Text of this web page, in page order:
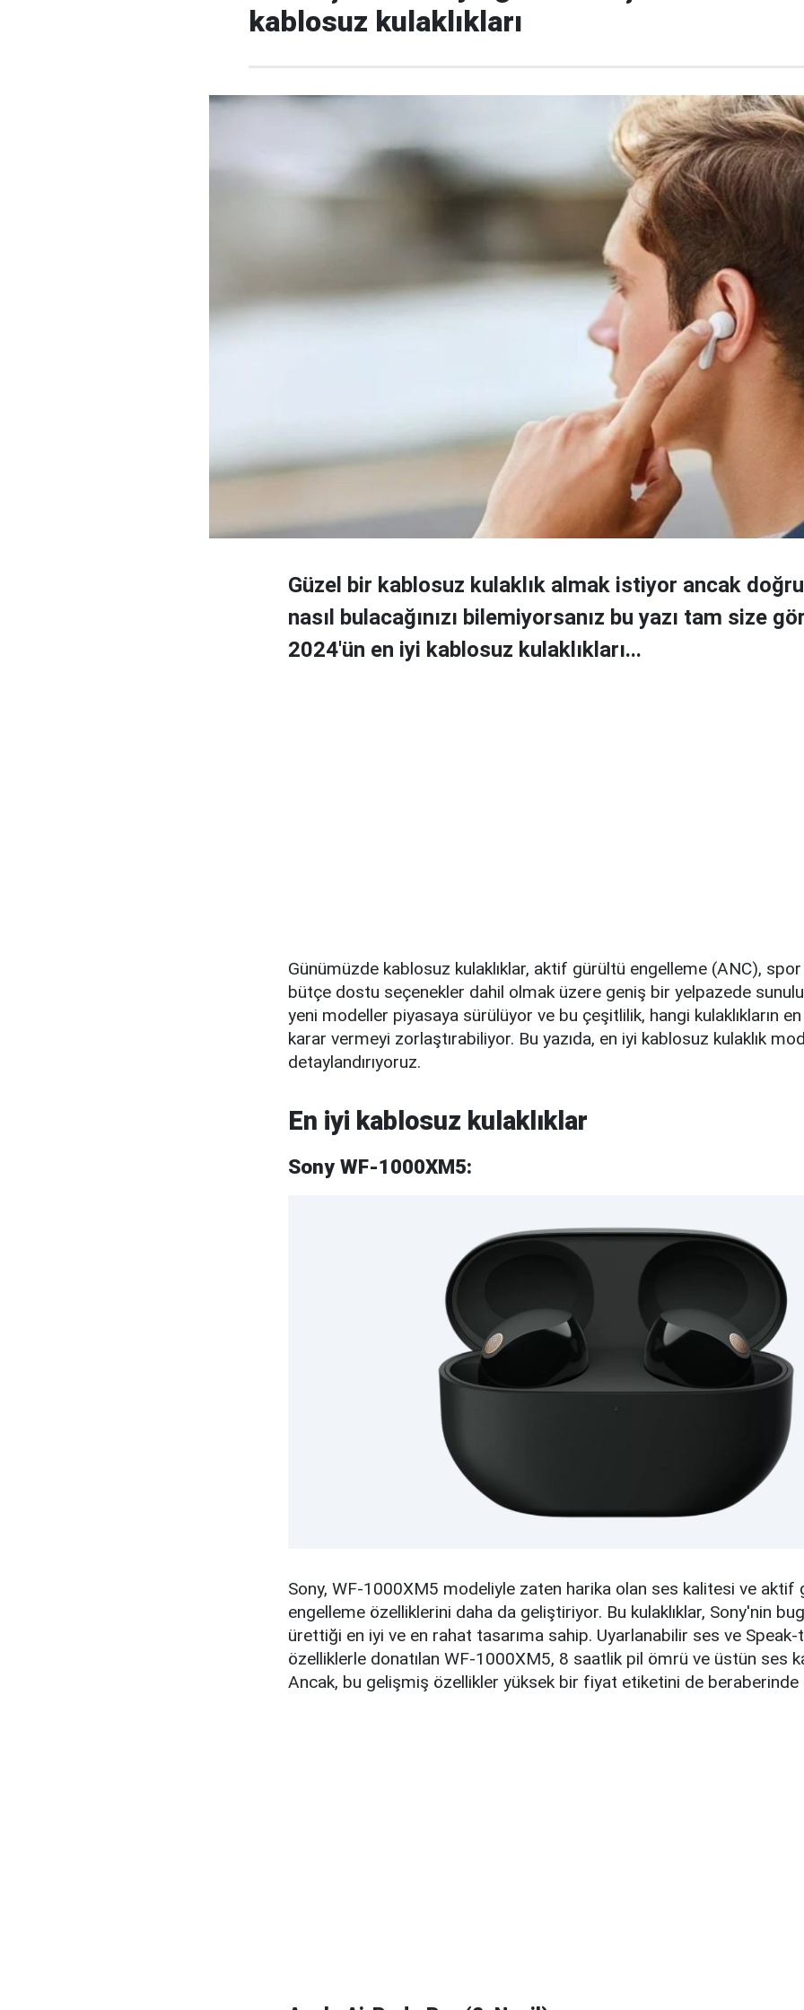
kablosuz kulaklıkları
Güzel bir kablosuz kulaklık almak istiyor ancak
nasıl bulacağınızı bilemiyorsanız bu yazı tam size
2024'ün en iyi kablosuz kulaklıkları...
Günümüzde kablosuz kulaklıklar, aktif gürültü engelleme (ANC),
bütçe dostu seçenekler dahil olmak üzere geniş bir yelpazede
yeni modeller piyasaya sürülüyor ve bu çeşitlilik, hangi kulaklıkların
karar vermeyi zorlaştırabiliyor. Bu yazıda, en iyi kablosuz kulaklık
detaylandırıyoruz.
En iyi kablosuz kulaklıklar
Sony WF-1000XM5:
Sony, WF-1000XM5 modeliyle zaten harika olan ses kalitesi ve aktif
engelleme özelliklerini daha da geliştiriyor. Bu kulaklıklar, Sony'nin
ürettiği en iyi ve en rahat tasarıma sahip. Uyarlanabilir ses ve
özelliklerle donatılan WF-1000XM5, 8 saatlik pil ömrü ve üstün ses
Ancak, bu gelişmiş özellikler yüksek bir fiyat etiketini de beraberinde